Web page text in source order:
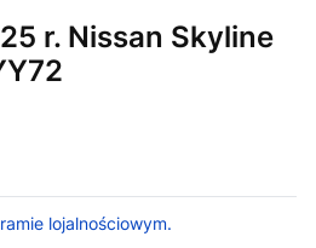
r. Nissan Skyline
lojalnościowym.